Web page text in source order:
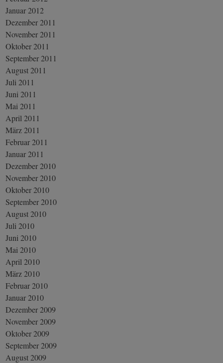
Januar 2012
Dezember 2011
November 2011
Oktober 2011
September 2011
August 2011
Juli 2011
Juni 2011
Mai 2011
April 2011
März 2011
Februar 2011
Januar 2011
Dezember 2010
November 2010
Oktober 2010
September 2010
August 2010
Juli 2010
Juni 2010
Mai 2010
April 2010
März 2010
Februar 2010
Januar 2010
Dezember 2009
November 2009
Oktober 2009
September 2009
August 2009